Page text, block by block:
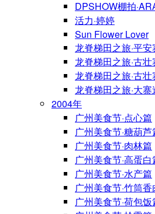
DPSHOW棚拍
活力·婷婷
Sun Flower Lover
龙脊梯田之旅·平安
龙脊梯田之旅·古壮
龙脊梯田之旅·古壮
龙脊梯田之旅·大寨
2004年
广州美食节·点心篇
广州美食节·糖葫芦
广州美食节·肉林篇
广州美食节·高蛋白
广州美食节·水产篇
广州美食节·竹筒香
广州美食节·荷包饭